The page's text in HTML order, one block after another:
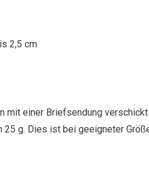
2,5 cm
mit einer Briefsendung
25 g. Dies ist bei geeigneter